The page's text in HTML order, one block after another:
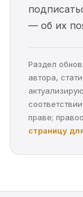
— об их
Раздел
автора,
праве;
страницу